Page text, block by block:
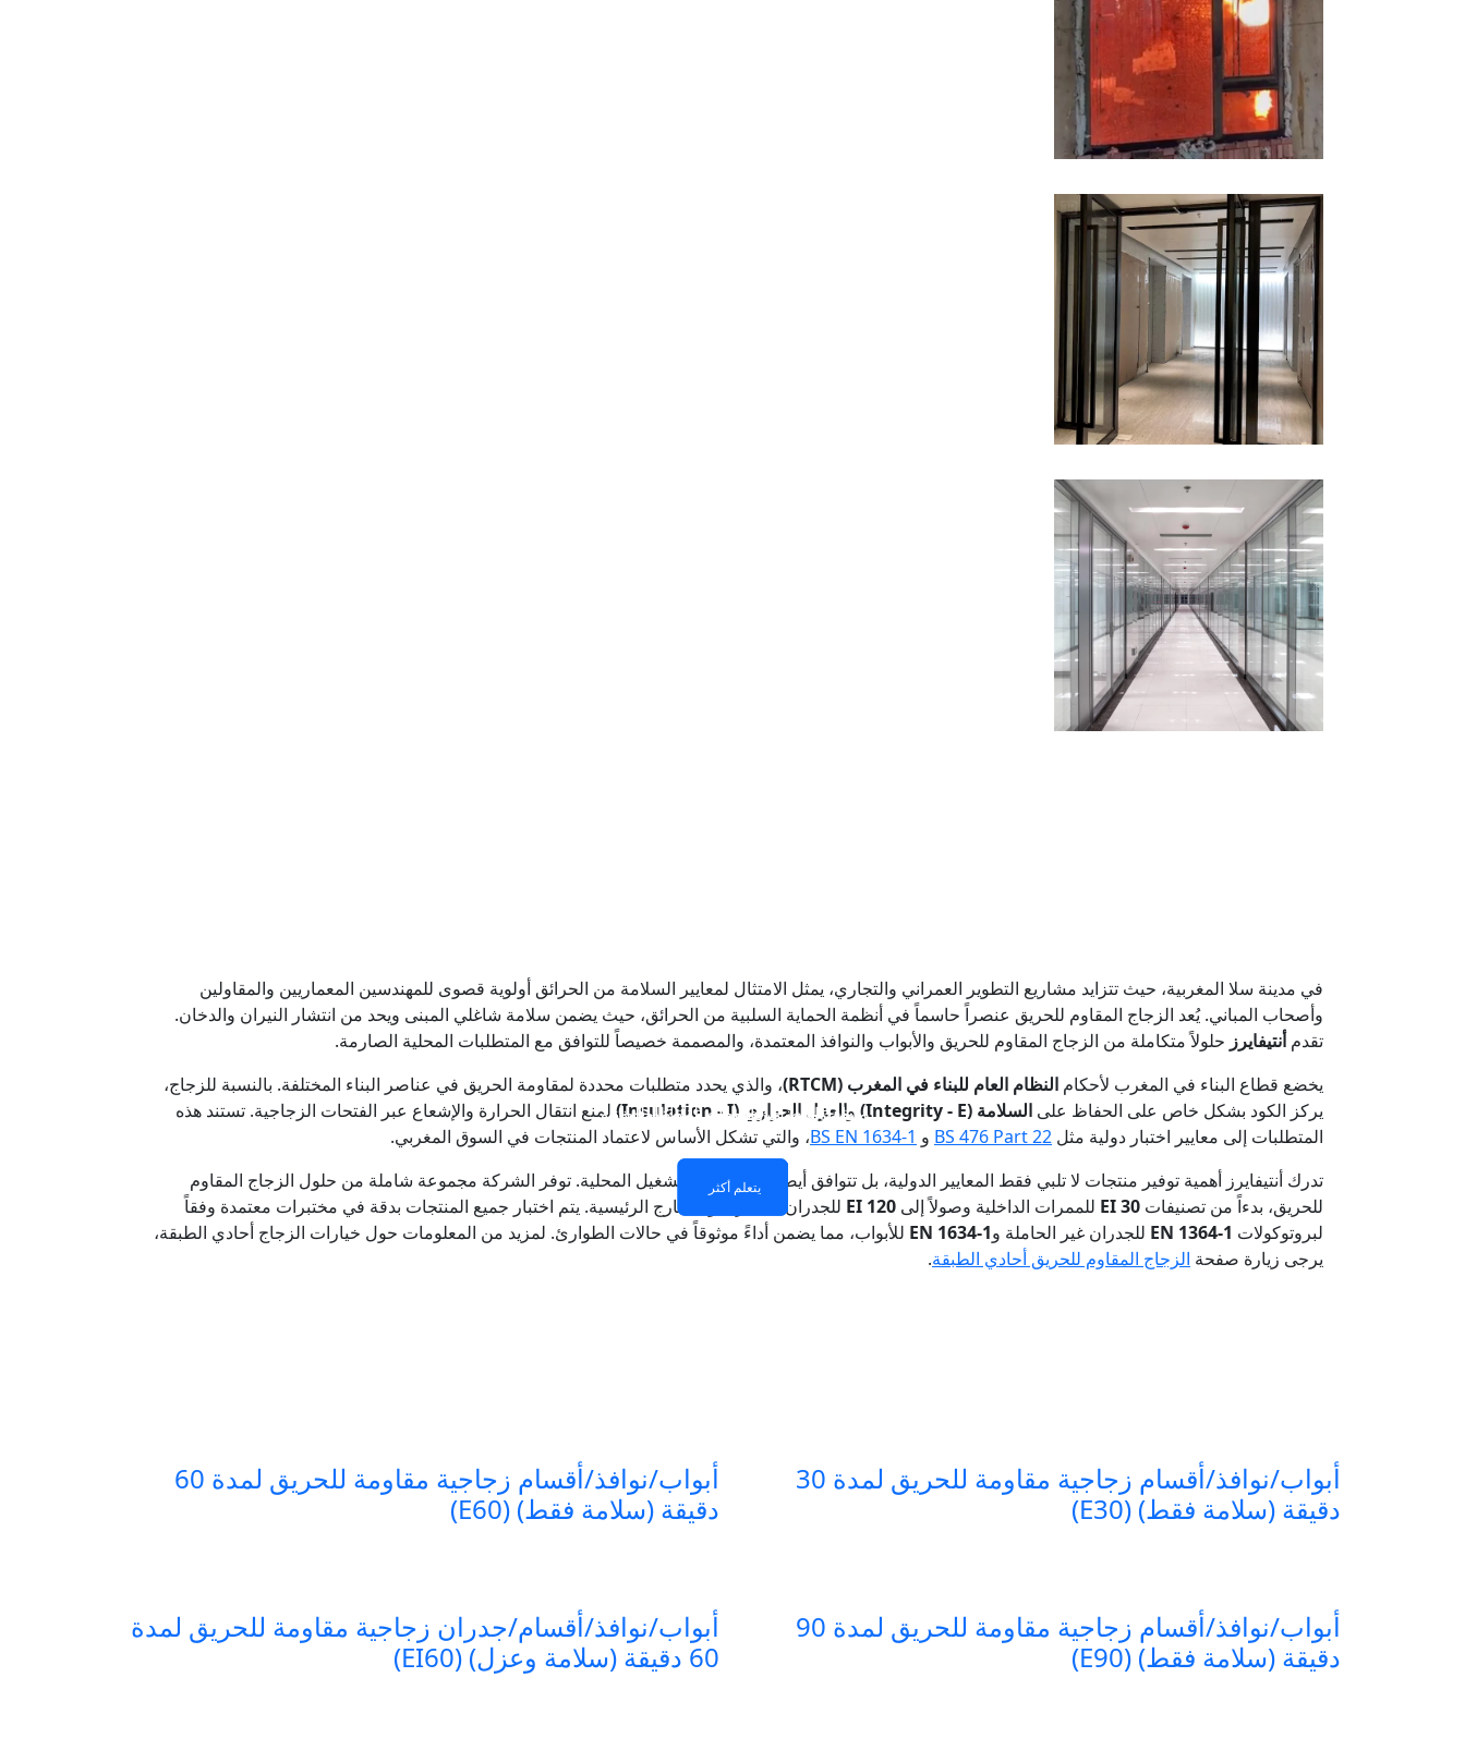
طبقة واحدة من الزجاج المقاوم للحريق
يتعلم أكثر
زجاج مزدوج الطبقات مقاوم للحريق
يتعلم أكثر
نوافذ وأبواب زجاجية مقاومة للحريق
يتعلم أكثر
جدار فاصل زجاجي مقاوم للحريق
يتعلم أكثر
في مدينة سلا المغربية، حيث تتزايد مشاريع التطوير العمراني والتجاري، يمثل الامتثال لمعايير السلامة من الحرائق أولوية قصوى للمهندسين المعماريين والمقاولين
وأصحاب المباني. يُعد الزجاج المقاوم للحريق عنصراً حاسماً في أنظمة الحماية السلبية من الحرائق، حيث يضمن سلامة شاغلي المبنى ويحد من انتشار النيران والدخان.
تقدمأنتيفايرز حلولاً متكاملة من الزجاج المقاوم للحريق والأبواب والنوافذ المعتمدة، والمصممة خصيصاً للتوافق مع المتطلبات المحلية الصارمة.
يخضع قطاع البناء في المغرب لأحكام النظام العام للبناء في المغرب (RTCM)
، والذي يحدد متطلبات محددة لمقاومة الحريق في عناصر البناء المختلفة. بالنسبة للزجاج،
يركز الكود بشكل خاص على الحفاظ على السلامة (Integrity - E) والعزل الحراري (Insulation - I)
لمنع انتقال الحرارة والإشعاع عبر الفتحات الزجاجية. تستند هذه
المتطلبات إلى معايير اختبار دولية مثل BS 476 Part 22 و BS EN 1634-1، والتي تشكل الأساس لاعتماد المنتجات في السوق المغربي.
تدرك أنتيفايرز أهمية توفير منتجات لا تلبي فقط المعايير الدولية، بل تتوافق أيضاً مع ظروف التشغيل المحلية. توفر الشركة مجموعة شاملة من حلول الزجاج المقاوم
للحريق، بدءاً من تصنيفات EI 30 للممرات الداخلية وصولاً إلى EI 120 للجدران الستارية والمخارج الرئيسية. يتم اختبار جميع المنتجات بدقة في مختبرات معتمدة وفقاً
لبروتوكولات EN 1364-1 للجدران غير الحاملة وEN 1634-1 للأبواب، مما يضمن أداءً موثوقاً في حالات الطوارئ. لمزيد من المعلومات حول خيارات الزجاج أحادي الطبقة،
يرجى زيارة صفحة الزجاج المقاوم للحريق أحادي الطبقة.
أبواب/نوافذ/أقسام زجاجية مقاومة للحريق لمدة 30
دقيقة (سلامة فقط) (E30)
أبواب/نوافذ/أقسام زجاجية مقاومة للحريق لمدة 60
دقيقة (سلامة فقط) (E60)
أبواب/نوافذ/أقسام زجاجية مقاومة للحريق لمدة 90
دقيقة (سلامة فقط) (E90)
أبواب/نوافذ/أقسام/جدران زجاجية مقاومة للحريق لمدة
60 دقيقة (سلامة وعزل) (EI60)